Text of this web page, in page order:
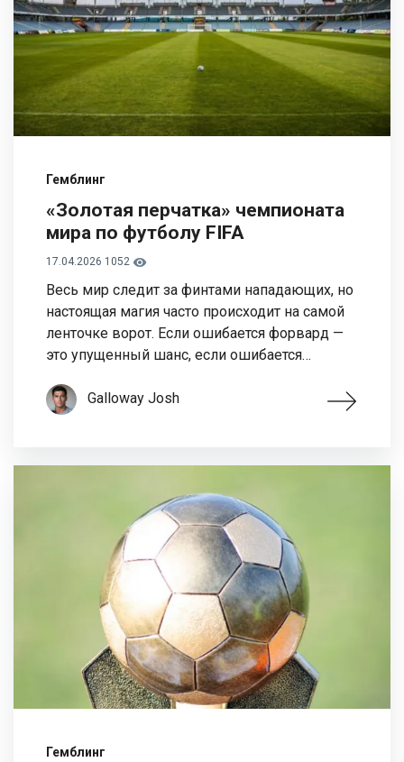
Гемблинг
«Золотая перчатка» чемпионата
мира по футболу FIFA
17.04.2026 1052
Весь мир следит за финтами нападающих, но
настоящая магия часто происходит на самой
ленточке ворот. Если ошибается форвард —
это упущенный шанс, если ошибается…
Galloway Josh
Гемблинг